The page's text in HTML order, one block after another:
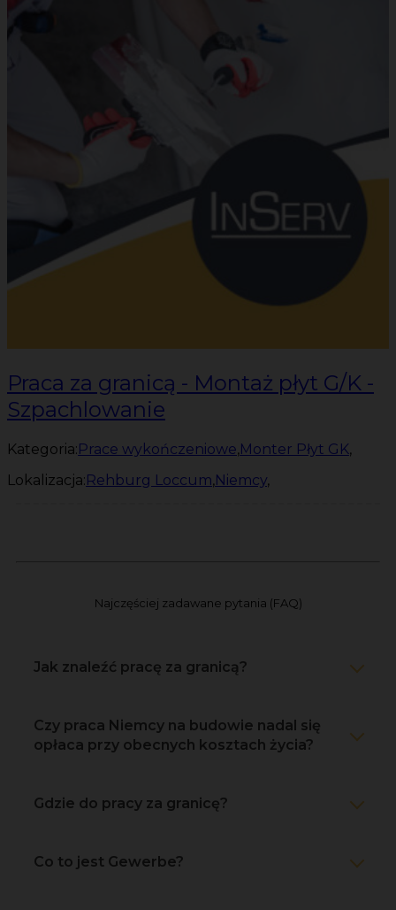
Praca za granicą - Montaż płyt G/K -
Szpachlowanie
Kategoria:Prace wykończeniowe,Monter Płyt GK,
Lokalizacja:Rehburg Loccum,Niemcy,
Najczęściej zadawane pytania (FAQ)
Jak znaleźć pracę za granicą?
Czy praca Niemcy na budowie nadal się
opłaca przy obecnych kosztach życia?
Gdzie do pracy za granicę?
Co to jest Gewerbe?